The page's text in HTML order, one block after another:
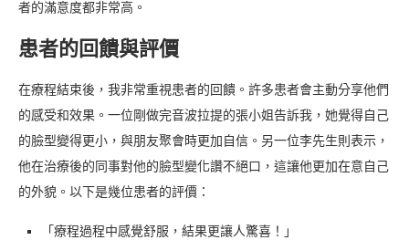
者的滿意度都非常高。
患者的回饋與評價
在療程結束後，我非常重視患者的回饋。許多患者會主動分享他們
的感受和效果。一位剛做完音波拉提的張小姐告訴我，她覺得自己
的臉型變得更小，與朋友聚會時更加自信。另一位李先生則表示，
他在治療後的同事對他的臉型變化讚不絕口，這讓他更加在意自己
的外貌。以下是幾位患者的評價：
「療程過程中感覺舒服，結果更讓人驚喜！」